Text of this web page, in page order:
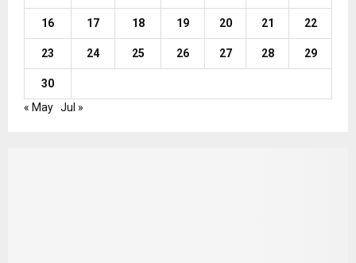
16 17 18 19 20 21 22
23 24 25 26 27 28 29
30
« May Jul »